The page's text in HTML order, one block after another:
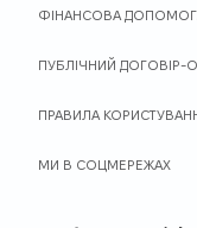
ФІНАНСОВА
ПУБЛІЧНИЙ ДОГОВІР-
ПРАВИЛА
МИ В СОЦМЕРЕЖАХ